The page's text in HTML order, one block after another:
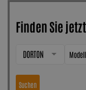
Finden Sie
DORTON
Suchen